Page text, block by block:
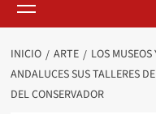
primario
INICIO ARTE
LOS
ANDALUCES SUS TALLERES
DEL CONSERVADOR